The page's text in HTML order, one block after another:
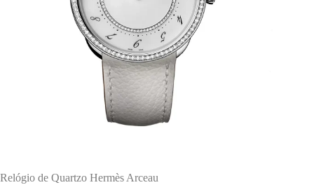
Relógio de Quartzo Hermès Arceau